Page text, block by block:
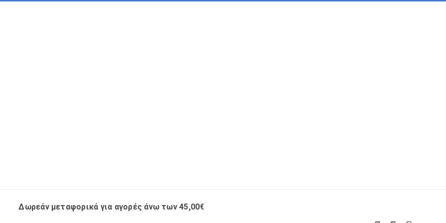
Δωρεάν μεταφορικά για αγορές άνω των 45,00€